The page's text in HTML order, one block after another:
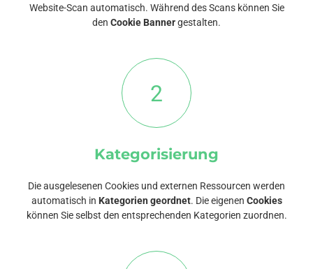
Website-Scan automatisch. Während des Scans können Sie
den Cookie Bannergestalten.
2
Kategorisierung
Die ausgelesenen Cookies und externen Ressourcen werden
automatisch in Kategorien geordnet. Die eigenen Cookies
können Sie selbst den entsprechenden Kategorien zuordnen.